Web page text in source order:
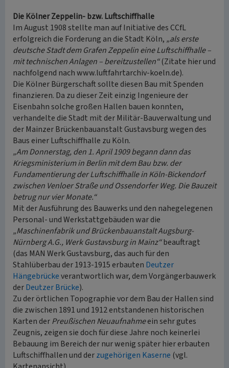
Die Kölner Zeppelin- bzw. Luftschiffhalle
Im August 1908 stellte man auf Initiative des CCfL
erfolgreich die Forderung an die Stadt Köln, „als erste
deutsche Stadt dem Grafen Zeppelin eine Luftschiffhalle –
mit technischen Anlagen – bereitzustellen“(Zitate hier und
nachfolgend nach www.luftfahrtarchiv-koeln.de).
Die Kölner Bürgerschaft sollte diesen Bau mit Spenden
finanzieren. Da zu dieser Zeit einzig Ingenieure der
Eisenbahn solche großen Hallen bauen konnten,
verhandelte die Stadt mit der Militär-Bauverwaltung und
der Mainzer Brückenbauanstalt Gustavsburg wegen des
Baus einer Luftschiffhalle zu Köln.
„Am Donnerstag, den 1. April 1909 begann dann das
Kriegsministerium in Berlin mit dem Bau bzw. der
Fundamentierung der Luftschiffhalle in Köln-Bickendorf
zwischen Venloer Straße und Ossendorfer Weg. Die Bauzeit
betrug nur vier Monate.“
Mit der Ausführung des Bauwerks und den nahegelegenen
Personal- und Werkstattgebäuden war die
„Maschinenfabrik und Brückenbauanstalt Augsburg-
Nürnberg A.G., Werk Gustavsburg in Mainz“beauftragt
(das MAN Werk Gustavsburg, das auch für den
Stahlüberbau der 1913-1915 erbauten Deutzer
Hängebrückeverantwortlich war, dem Vorgängerbauwerk
derDeutzer Brücke).
Zu der örtlichen Topographie vor dem Bau der Hallen sind
die zwischen 1891 und 1912 entstandenen historischen
Karten derPreußischen Neuaufnahmeein sehr gutes
Zeugnis, zeigen sie doch für diese Jahre noch keinerlei
Bebauung im Bereich der nur wenig später hier erbauten
Luftschiffhallen und derzugehörigen Kaserne (vgl.